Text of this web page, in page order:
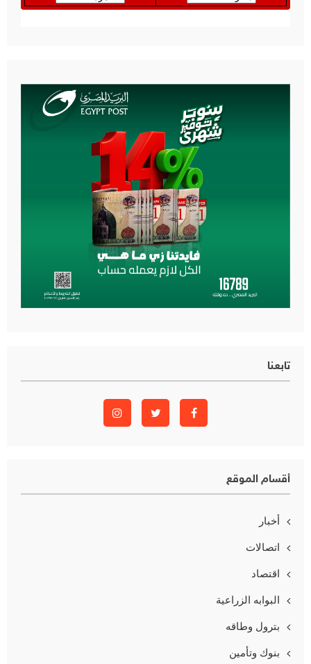
تابعنا
أقسام الموقع
أخبار
اتصالات
اقتصاد
البوابه الزراعية
بترول وطاقه
بنوك وتأمين